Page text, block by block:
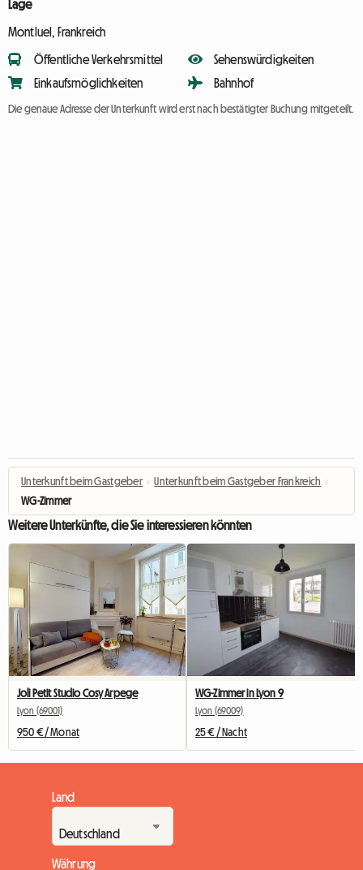
Lage
Montluel, Frankreich
Öffentliche Verkehrsmittel
Einkaufsmöglichkeiten
Sehenswürdigkeiten
Bahnhof
Die genaue Adresse der Unterkunft wird erst nach bestätigter Buchung mitgeteilt.
Unterkunft beim Gastgeber › Unterkunft beim Gastgeber Frankreich ›
WG-Zimmer
Weitere Unterkünfte, die Sie interessieren könnten
Joli Petit Studio Cosy Arpege
Lyon (69001)
950 € / Monat
WG-Zimmer in Lyon 9
Lyon (69009)
25 € / Nacht
Land
Währung